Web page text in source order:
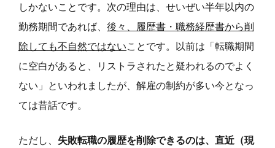
しかないことです。次の理由は、せいぜい半年以内の
勤務期間であれば、 後々、履歴書・職務経歴書から削
除しても不自然ではないことです。以前は「転職期間
に空白があると、リストラされたと疑われるのでよく
ない」といわれましたが、解雇の制約が多い今となっ
ては昔話です。
ただし、 失敗転職の履歴を削除できるのは、直近（現